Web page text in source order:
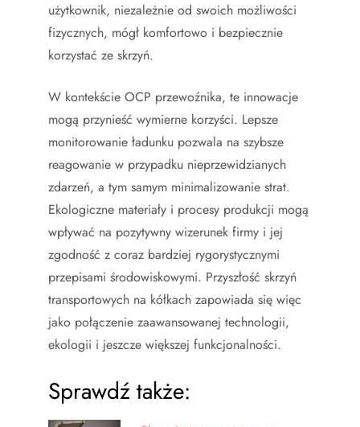
użytkownik, niezależnie od swoich możliwości
fizycznych, mógł komfortowo i bezpiecznie
korzystać ze skrzyń.
W kontekście OCP przewoźnika, te innowacje
mogą przynieść wymierne korzyści. Lepsze
monitorowanie ładunku pozwala na szybsze
reagowanie w przypadku nieprzewidzianych
zdarzeń, a tym samym minimalizowanie strat.
Ekologiczne materiały i procesy produkcji mogą
wpływać na pozytywny wizerunek firmy i jej
zgodność z coraz bardziej rygorystycznymi
przepisami środowiskowymi. Przyszłość skrzyń
transportowych na kółkach zapowiada się więc
jako połączenie zaawansowanej technologii,
ekologii i jeszcze większej funkcjonalności.
Sprawdź także: